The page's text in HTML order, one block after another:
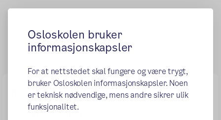
Osloskolen bruker
informasjonskapsler
For at nettstedet skal fungere og være trygt,
bruker Osloskolen informasjonskapsler. Noen
er teknisk nødvendige, mens andre sikrer ulik
funksjonalitet.
Kontaktinformasjon
Ledelse og ansatte